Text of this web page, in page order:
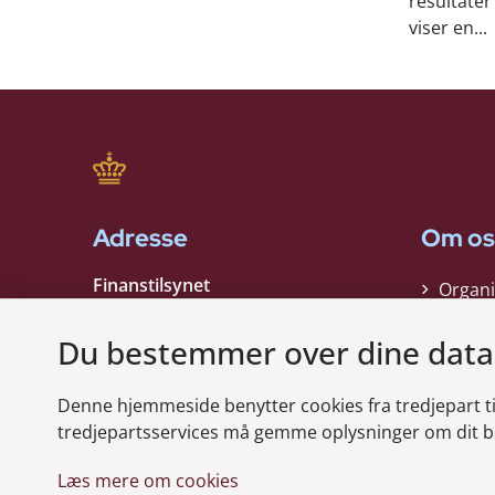
viser en...
Adresse
Finanstilsynet
1401 København K
CVR nummer:10598184
Om os
Kontakt
Du bestemmer over dine data
Denne hjemmeside benytter cookies fra tredjepart
tredjepartsservices må gemme oplysninger om dit
Læs mere om cookies